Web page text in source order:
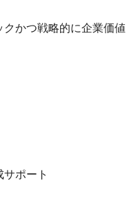
クかつ戦略的に企業価値
ポート